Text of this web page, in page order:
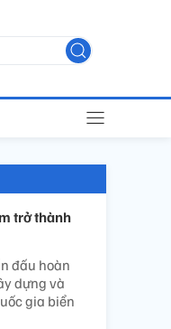
trở thành
đấu hoàn
dựng và
gia biển